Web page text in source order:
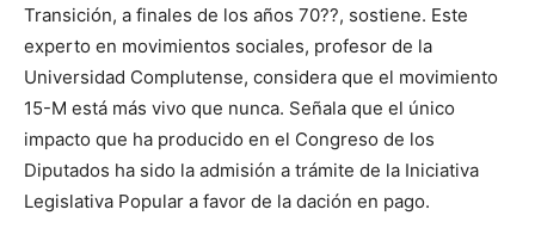
Transición, a finales de los años 70??, sostiene. Este
experto en movimientos sociales, profesor de la
Universidad Complutense, considera que el movimiento
15-M está más vivo que nunca. Señala que el único
impacto que ha producido en el Congreso de los
Diputados ha sido la admisión a trámite de la Iniciativa
Legislativa Popular a favor de la dación en pago.